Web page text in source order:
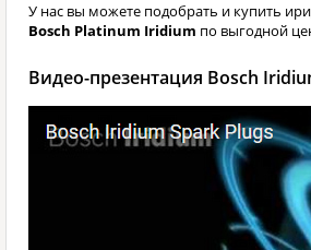
У нас вы можете подобрать и купить
Bosch Platinum Iridium по выгодной
Видео-презентация Bosch